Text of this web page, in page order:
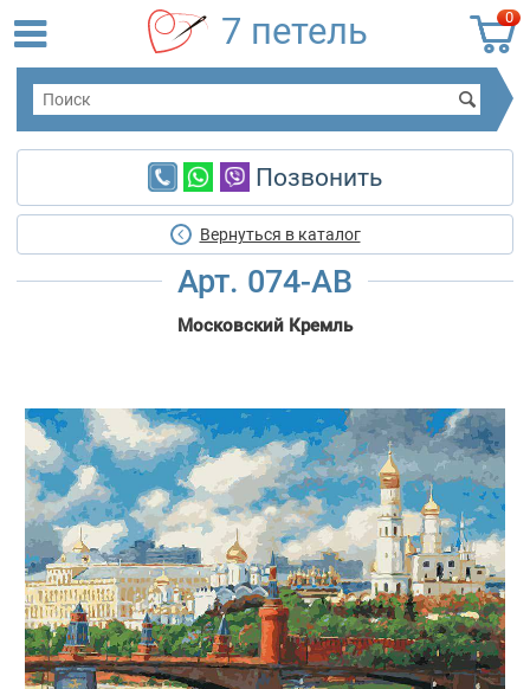
0
7 петель
Позвонить
Вернуться в каталог
Арт. 074-AB
Московский Кремль